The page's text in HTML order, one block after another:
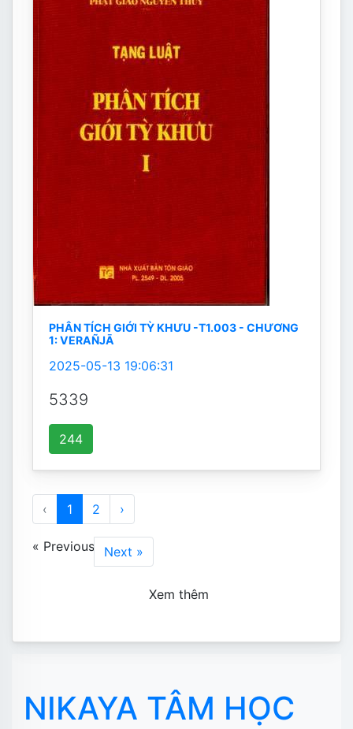
PHÂN TÍCH GIỚI TỲ KHƯU -T1.003 - CHƯƠNG
1: VERAÑJĀ
2025-05-13 19:06:31
5339
244
‹ 1 2 ›
« Previous Next »
Xem thêm
NIKAYA TÂM HỌC